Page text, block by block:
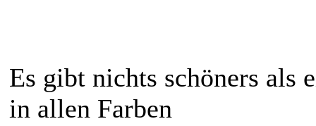
Es gibt nichts schöners als
in allen Farben